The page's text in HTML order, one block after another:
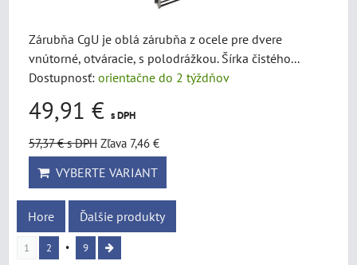
Zárubňa CgU je oblá zárubňa z ocele pre dvere
vnútorné, otváracie, s polodrážkou. Šírka čistého...
Dostupnosť: orientačne do 2 týždňov
49,91 € s DPH
57,37 €s DPH Zľava 7,46 €
VYBERTE VARIANT
Hore Ďalšie produkty
1 2 9